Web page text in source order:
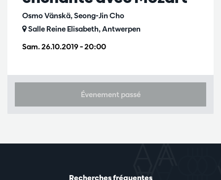
Osmo Vänskä, Seong-Jin Cho
Sam. 26.10.2019– 20:00
Salle Reine Elisabeth, Antwerpen
Évenement passé
Recherches fréquentes